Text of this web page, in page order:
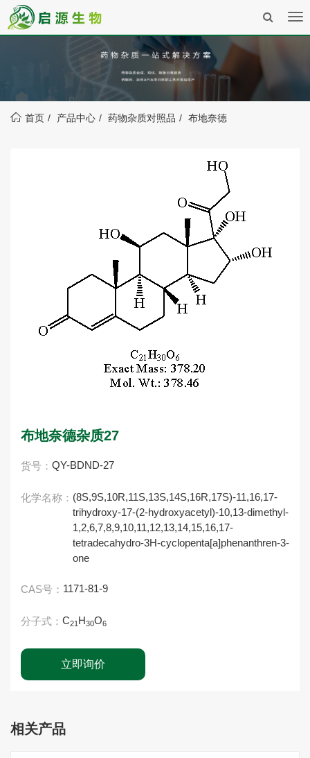
首页 产品中心 药物杂质对照品 布地奈德
布地奈德杂质27
货号： QY-BDND-27
化学名称： (8S,9S,10R,11S,13S,14S,16R,17S)-11,16,17-
trihydroxy-17-(2-hydroxyacetyl)-10,13-dimethyl-
1,2,6,7,8,9,10,11,12,13,14,15,16,17-
tetradecahydro-3H-cyclopenta[a]phenanthren-3-
one
CAS号： 1171-81-9
分子式： C21 H30O6
立即询价
相关产品